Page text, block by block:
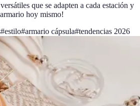
que se adapten a cada estación y
hoy mismo!
#estilo#armario cápsula#tendencias 2026